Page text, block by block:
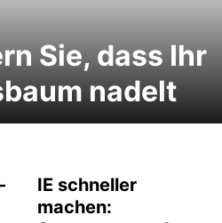
Sie, dass Ihr
nadelt
IE schneller
machen: